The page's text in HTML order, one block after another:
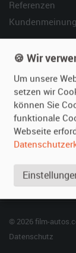
Referenzen
Vermieten
Oldtimer
Fotos senden
Fragen für
Inserat
Berühmte
unsere Top 10 ...
© 2026 film-
Datenschutz
🍪 Wir
Um unsere
setzen wir
können Sie
funktionale
Webseite